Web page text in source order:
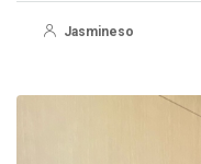
Jasmineso